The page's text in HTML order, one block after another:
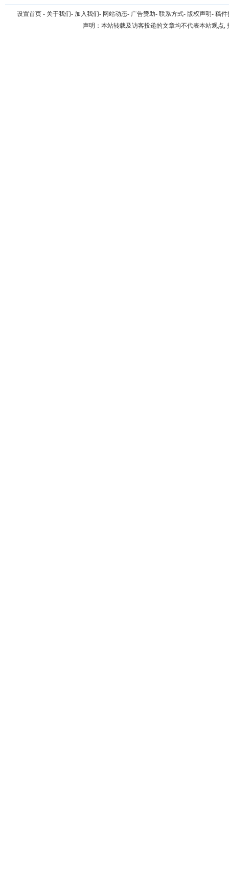
设置首页 - 关于我们- 加入我们- 网站动态- 广告赞助- 联系方式- 版权声明- 稿件
声明：本站转载及访客投递的文章均不代表本站观点